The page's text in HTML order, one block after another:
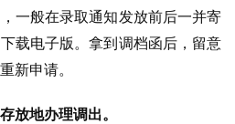
一般在录取通知发放前后一并寄
载电子版。拿到调档函后，留意
新申请。
放地办理调出。